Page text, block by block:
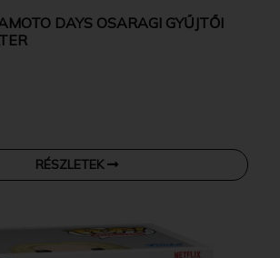
DAYS OSARAGI GYŰJTŐI
RÉSZLETEK